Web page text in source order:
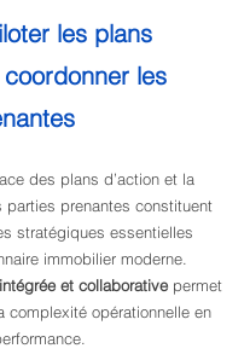
les plans
coordonner les
des plans d’action et la
parties prenantes constituent
stratégiques essentielles
immobilier moderne.
intégrée et collaborative permet
complexité opérationnelle en